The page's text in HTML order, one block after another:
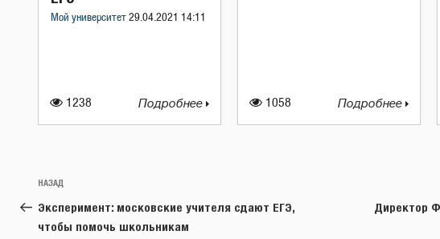
1238
Мой университет 29.04.2021 14:11
Подробнее 1058 Подробнее
Навигация
по
записям
Предыдущая
запись:
НАЗАД
Эксперимент: московские учителя сдают ЕГЭ,
чтобы помочь школьникам
Директор